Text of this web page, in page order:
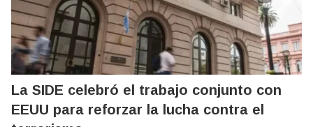
La SIDE celebró el trabajo conjunto con
EEUU para reforzar la lucha contra el